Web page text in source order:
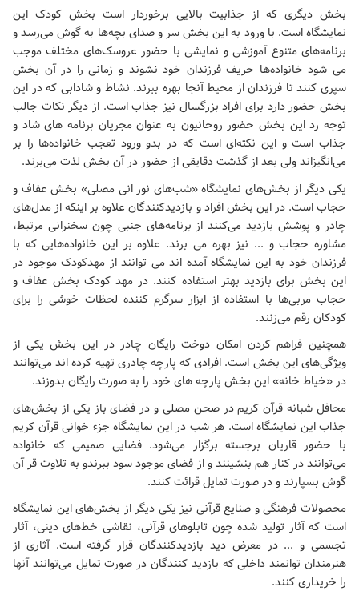
بخش دیگری که از جذابیت بالایی برخوردار است بخش کودک این
نمایشگاه است. با ورود به این بخش سر و صدای بچه‌ها به گوش می‌رسد و
برنامه‌های متنوع آموزشی و نمایشی با حضور عروسک‌های مختلف موجب
می شود خانواده‌ها حریف فرزندان خود نشوند و زمانی را در آن بخش
سپری کنند تا فرزندان از محیط آنجا بهره ببرند. نشاط و شادابی که در این
بخش حضور دارد برای افراد بزرگسال نیز جذاب است. از دیگر نکات جالب
توجه رد این بخش حضور روحانیون به عنوان مجریان برنامه های شاد و
جذاب است و این نکته‌ای است که در بدو ورود تعجب خانواده‌ها را بر
می‌انگیزاند ولی بعد از گذشت دقایقی از حضور در آن بخش لذت می‌برند.
یکی دیگر از بخش‌های نمایشگاه «شب‌های نور انی مصلی» بخش عفاف و
حجاب است. در این بخش افراد و بازدیدکنندگان علاوه بر اینکه از مدل‌های
چادر و پوشش بازدید می‌کنند از برنامه‌های جنبی چون سخنرانی مرتبط،
مشاوره حجاب و ... نیز بهره می برند. علاوه بر این خانواده‌هایی که با
فرزندان خود به این نمایشگاه آمده اند می توانند از مهدکودک موجود در
این بخش برای بازدید بهتر استفاده کنند. در مهد کودک بخش عفاف و
حجاب مربی‌ها با استفاده از ابزار سرگرم کننده لحظات خوشی را برای
کودکان رقم می‌زنند.
همچنین فراهم کردن امکان دوخت رایگان چادر در این بخش یکی از
ویژگی‌های این بخش است. افرادی که پارچه چادری تهیه کرده اند می‌توانند
در «خیاط خانه» این بخش پارچه های خود را به صورت رایگان بدوزند.
محافل شبانه قرآن کریم در صحن مصلی و در فضای باز یکی از بخش‌های
جذاب این نمایشگاه است. هر شب در این نمایشگاه جزء خوانی قرآن کریم
با حضور قاریان برجسته برگزار می‌شود. فضایی صمیمی که خانواده
می‌توانند در کنار هم بنشینند و از فضای موجود سود ببرندو به تلاوت قر آن
گوش بسپارند و در صورت تمایل قرائت کنند.
محصولات فرهنگی و صنایع قرآنی نیز یکی دیگر از بخش‌های این نمایشگاه
است که آثار تولید شده چون تابلوهای قرآنی، نقاشی‌ خط‌های دینی، آثار
تجسمی و ... در معرض دید بازدیدکنندگان قرار گرفته است. آثاری از
هنرمندان توانمند داخلی که بازدید کنندگان در صورت تمایل می‌توانند آنها
را خریداری کنند.